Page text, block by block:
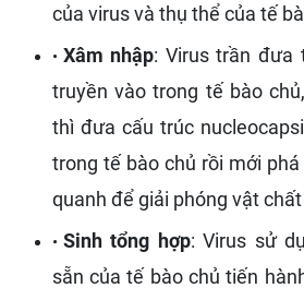
của virus và thụ thể của tế
Xâm nhập: Virus trần đưa
truyền vào trong tế bào
thì đưa cấu trúc
trong tế bào chủ rồi mới
quanh để giải phóng vật
Sinh tổng hợp: Virus sử
sẵn của tế bào chủ tiến